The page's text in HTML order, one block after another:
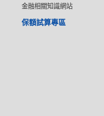
金融相關知識網站
保額試算專區